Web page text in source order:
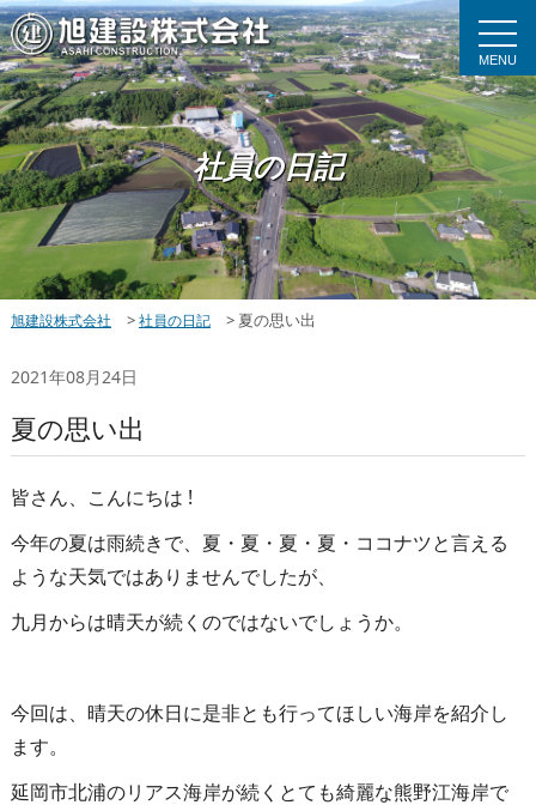
MENU
社員の日記
旭建設株式会社 > 社員の日記 > 夏の思い出
2021年08月24日
夏の思い出
皆さん、こんにちは !
今年の夏は雨続きで、夏・夏・夏・夏・ココナツと言える
ような天気ではありませんでしたが、
九月からは晴天が続くのではないでしょうか。
今回は、晴天の休日に是非とも行ってほしい海岸を紹介し
ます。
延岡市北浦のリアス海岸が続くとても綺麗な熊野江海岸で